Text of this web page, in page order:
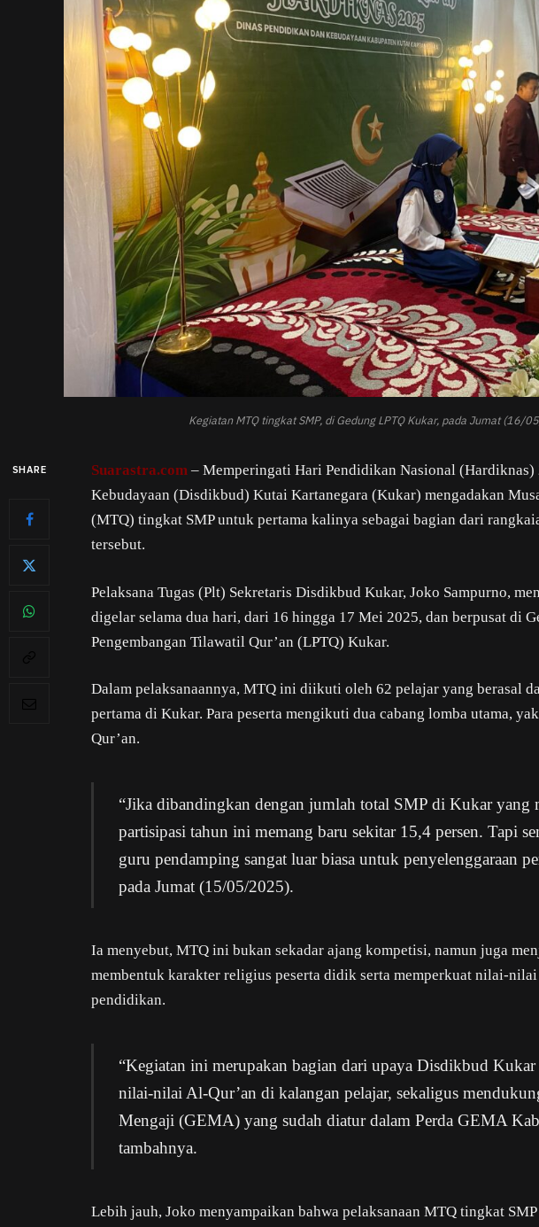
Kegiatan MTQ tingkat SMP, di Gedung LPTQ Kukar, pada Jumat (16/
SHARE Suarastra.com – Memperingati Hari Pendidikan Nasional (Hardiknas)
Kebudayaan (Disdikbud) Kutai Kartanegara (Kukar) mengadakan
(MTQ) tingkat SMP untuk pertama kalinya sebagai bagian dari
tersebut.
Pelaksana Tugas (Plt) Sekretaris Disdikbud Kukar, Joko Sampurno,
digelar selama dua hari, dari 16 hingga 17 Mei 2025, dan berpusat di
Pengembangan Tilawatil Qur’an (LPTQ) Kukar.
Dalam pelaksanaannya, MTQ ini diikuti oleh 62 pelajar yang berasal
pertama di Kukar. Para peserta mengikuti dua cabang lomba utama,
Qur’an.
“Jika dibandingkan dengan jumlah total SMP di Kukar yang
partisipasi tahun ini memang baru sekitar 15,4 persen. Tapi
guru pendamping sangat luar biasa untuk penyelenggaraan
pada Jumat (15/05/2025).
Ia menyebut, MTQ ini bukan sekadar ajang kompetisi, namun juga
membentuk karakter religius peserta didik serta memperkuat nilai-
pendidikan.
“Kegiatan ini merupakan bagian dari upaya Disdikbud
nilai-nilai Al-Qur’an di kalangan pelajar, sekaligus
Mengaji (GEMA) yang sudah diatur dalam Perda GEMA
tambahnya.
Lebih jauh, Joko menyampaikan bahwa pelaksanaan MTQ tingkat